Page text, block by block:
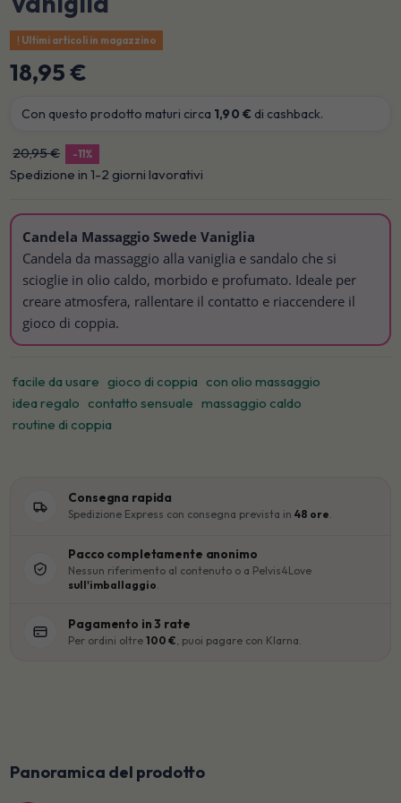
Ultimi articoli in magazzino
18,95 €
Con questo prodotto maturi circa 1,90 € di cashback.
20,95 € -11%
Spedizione in 1-2 giorni lavorativi
Candela Massaggio Swede Vaniglia
Candela da massaggio alla vaniglia e sandalo che si
scioglie in olio caldo, morbido e profumato. Ideale per
creare atmosfera, rallentare il contatto e riaccendere il
gioco di coppia.
facile da usare gioco di coppia con olio massaggio
idea regalo contatto sensuale massaggio caldo
routine di coppia
Consegna rapida
Spedizione Express con consegna prevista in48 ore.
Pacco completamente anonimo
Nessun riferimento al contenuto o a Pelvis4Love
sull'imballaggio
Pagamento in 3 rate
Per ordini oltre100 € , puoi pagare con Klarna.
Panoramica del prodotto